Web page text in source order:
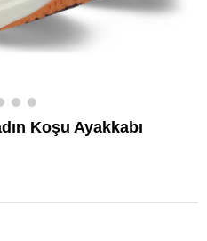
Koşu Ayakkabı